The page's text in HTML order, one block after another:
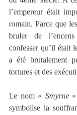
l’empereur était
romain. Parce que
bruler de
confesser qu’il était
a été brutalement
tortures et des
Le nom « Smyrne »
symbolise la